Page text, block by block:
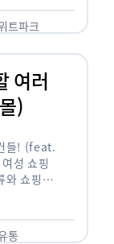
트파크
여러
)
들! (feat.
성 쇼핑
와 쇼핑몰
통